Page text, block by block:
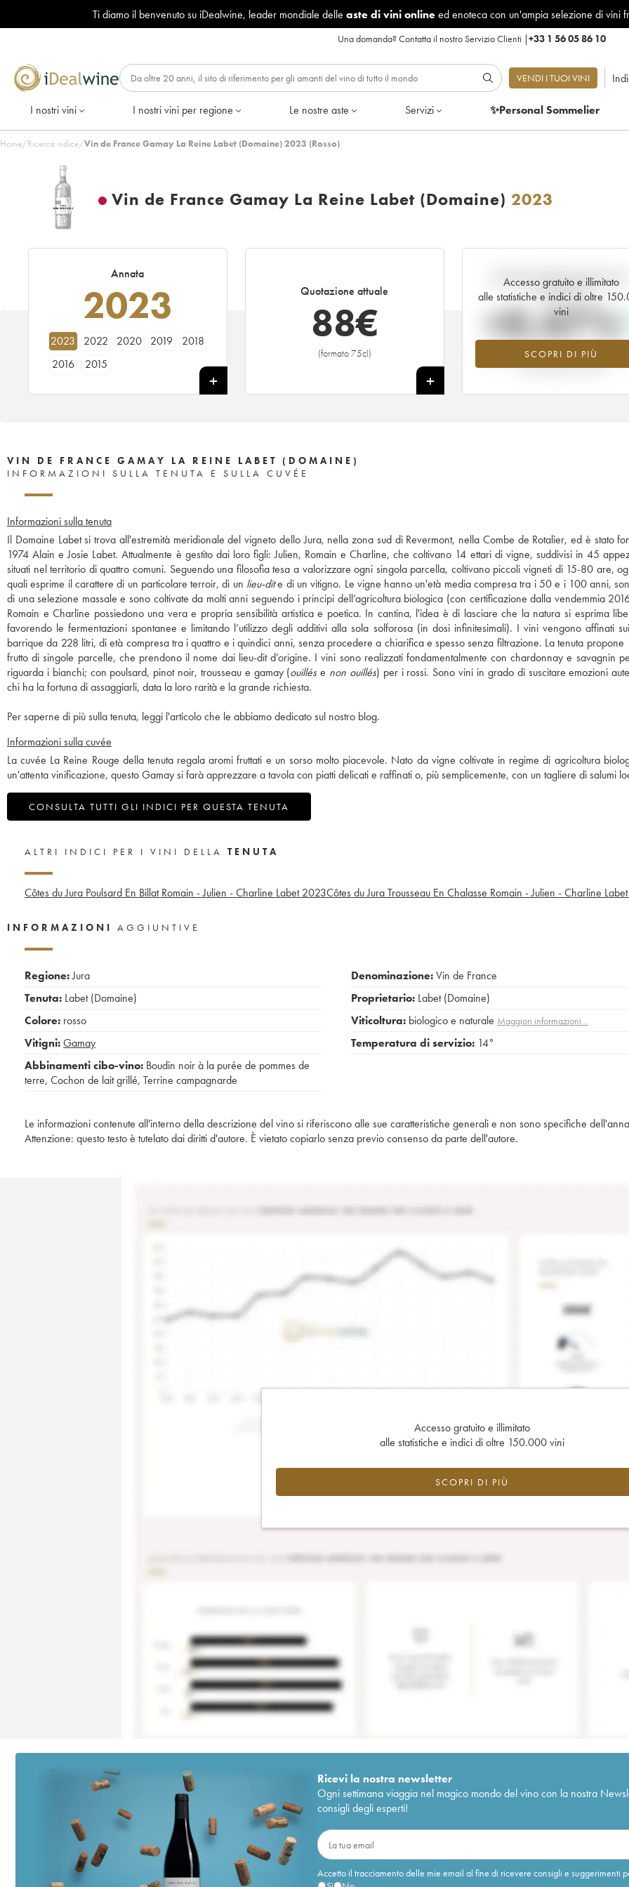
Ti diamo il benvenuto su iDealwine, leader mondiale delle aste di vini onlineed enoteca con un'ampia selezione di vini
Una domanda?Contatta il nostro Servizio Clienti |+33 1 56 05 86 10
VENDI I TUOI VINI
I nostri vini I nostri vini per regione Le nostre aste Servizi ✨Personal Sommelier
Home/Ricerca indice/Vin de France Gamay La Reine Labet (Domaine) 2023 (Rosso)
Vin de France Gamay La Reine Labet (Domaine) 2023
Annata
2023
2023 2022 2020 2019
2018
2016
2015
Quotazione attuale
88€
(formato 75cl)
+
Accesso gratuito e illimitato
alle statistiche e indici di oltre
vini
SCOPRI DI PIÙ
Andamento della quotazione
tempo reale
+0.47%
Valore in aumento per l'annata 2023
2026 rispetto al 2025
VIN DE FRANCE GAMAY LA REINE LABET (DOMAINE)
INFORMAZIONI SULLA TENUTA E SULLA CUVÉE
Informazioni sulla tenuta
Il Domaine Labet si trova all'estremità meridionale del vigneto dello Jura, nella zona sud di Revermont, nella Combe de Rotalier, ed è stato
1974 Alain e Josie Labet. Attualmente è gestito dai loro figli: Julien, Romain e Charline, che coltivano 14 ettari di vigne, suddivisi in 45
situati nel territorio di quattro comuni. Seguendo una filosofia tesa a valorizzare ogni singola parcella, coltivano piccoli vigneti di 15-80 are,
quali esprime il carattere di un particolare terroir, di un lieu-dite di un vitigno. Le vigne hanno un'età media compresa tra i 50 e i 100 anni,
di una selezione massale e sono coltivate da molti anni seguendo i principi dell’agricoltura biologica (con certificazione dalla vendemmia
Romain e Charline possiedono una vera e propria sensibilità artistica e poetica. In cantina, l'idea è di lasciare che la natura si esprima
favorendo le fermentazioni spontanee e limitando l’utilizzo degli additivi alla sola solforosa (in dosi infinitesimali). I vini vengono affinati
barrique da 228 litri, di età compresa tra i quattro e i quindici anni, senza procedere a chiarifica e spesso senza filtrazione. La tenuta propone
frutto di singole parcelle, che prendono il nome dai lieu-dit d’origine. I vini sono realizzati fondamentalmente con chardonnay e savagnin
riguarda i bianchi; con poulsard, pinot noir, trousseau e gamay (ouillés e non ouillés) per i rossi. Sono vini in grado di suscitare emozioni
chi ha la fortuna di assaggiarli, data la loro rarità e la grande richiesta.
Per saperne di più sulla tenuta, leggi l'articolo che le abbiamo dedicato sul nostro blog.
Informazioni sulla cuvée
La cuvée La Reine Rouge della tenuta regala aromi fruttati e un sorso molto piacevole. Nato da vigne coltivate in regime di agricoltura
un'attenta vinificazione, questo Gamay si farà apprezzare a tavola con piatti delicati e raffinati o, più semplicemente, con un tagliere di salumi
CONSULTA TUTTI GLI INDICI PER QUESTA TENUTA
ALTRI INDICI PER I VINI DELLA TENUTA
Côtes du Jura Poulsard En Billat Romain - Julien - Charline Labet 2023Côtes du Jura Trousseau En Chalasse Romain - Julien - Charline Labet
INFORMAZIONI AGGIUNTIVE
Regione:Jura
Tenuta: Labet (Domaine)
Colore: rosso
Vitigni:Gamay
Abbinamenti cibo-vino: Boudin noir à la purée de pommes de
terre, Cochon de lait grillé, Terrine campagnarde
Denominazione:Vin de France
Proprietario: Labet (Domaine)
Viticoltura: biologico e naturale Maggiori informazioni…
Temperatura di servizio: 14°
Le informazioni contenute all'interno della descrizione del vino si riferiscono alle sue caratteristiche generali e non sono specifiche
Attenzione: questo testo è tutelato dai diritti d'autore. È vietato copiarlo senza previo consenso da parte dell'autore.
Accesso gratuito e illimitato
alle statistiche e indici di oltre 150.000 vini
SCOPRI DI PIÙ
Ricevi la nostra newsletter
Ogni settimana viaggia nel magico mondo del vino con la nostra
consigli degli esperti!
Accetto il tracciamento delle mie email al fine di ricevere consigli e suggerimenti